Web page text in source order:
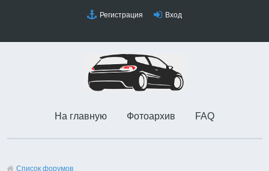
Регистрация Вход
На главную Фотоархив FAQ
Список форумов